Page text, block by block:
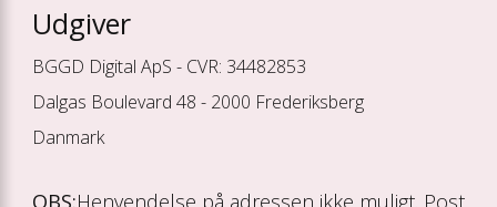
Udgiver
BGGD Digital ApS - CVR: 34482853
Dalgas Boulevard 48 - 2000 Frederiksberg
Danmark
OBS:Henvendelse på adressen ikke muligt. Post